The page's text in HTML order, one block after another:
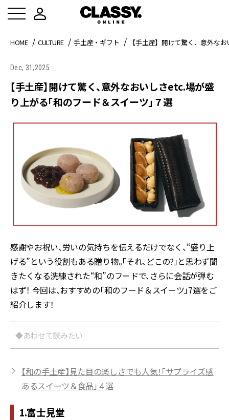
HOME CULTURE 手土産・ギフト 【手土産】開けて驚く、意外な
Dec, 31,2025
【手土産】開けて驚く、意外なおいしさetc.場が盛
り上がる「和のフード＆スイーツ」７選
感謝やお祝い、労いの気持ちを伝えるだけでなく、“盛り上
げる”という役割もある贈り物。「それ、どこの?」と思わず聞
きたくなる洗練された“和”のフードで、さらに会話が弾む
はず！ 今回は、おすすめの「和のフード＆スイーツ」7選をご
紹介します！
◆あわせて読みたい
【和の手土産】見た目の楽しさでも人気！「サプライズ感
あるスイーツ＆食品」４選
1.富士見堂